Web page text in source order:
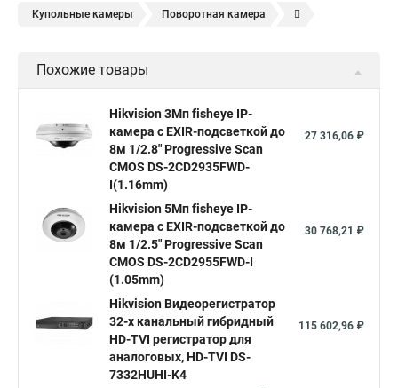
Купольные камеры Поворотная камера
Камера видеонаблюдения hikvision
Hikvision купить Hikvision уличная ip камера
Hikvision poe
Hikvision 2 8 mm Hikvision camera Hikvision 2cd1148 i b
Видеонаблюдение Ip видеокамеры
Hikvision 2cd2142fwd
Hikvision ds 2cd1148 hikvision ds 2cd1148 i b
hikvision ds 2cd2042wd i Видеокамера hikvision
Видеокамеры hikvision ds
Похожие товары
Hikvision 3Мп fisheye IP-
камера c EXIR-подсветкой до
8м 1/2.8" Progressive Scan
CMOS DS-2CD2935FWD-
I(1.16mm)
27 316,06 ₽
Hikvision 5Мп fisheye IP-
камера c EXIR-подсветкой до
8м 1/2.5" Progressive Scan
CMOS DS-2CD2955FWD-I
(1.05mm)
30 768,21 ₽
Hikvision Видеорегистратор
32-х канальный гибридный
HD-TVI регистратор для
аналоговых, HD-TVI DS-
7332HUHI-K4
115 602,96 ₽